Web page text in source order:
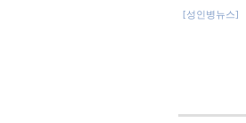
[성인병뉴스]